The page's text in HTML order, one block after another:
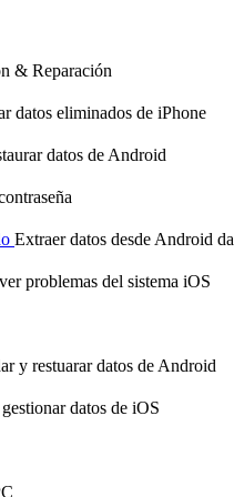
& Reparación
datos eliminados de iPhone
datos de Android
Extraer datos desde Android
problemas del sistema iOS
y restuarar datos de Android
datos de iOS